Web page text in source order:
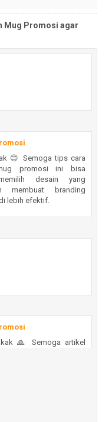
Mug Promosi agar
😊 Semoga tips cara
promosi ini bisa
desain yang
membuat branding
lebih efektif.
🙏 Semoga artikel